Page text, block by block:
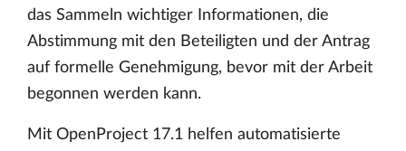
das Sammeln wichtiger Informationen, die
Abstimmung mit den Beteiligten und der Antrag
auf formelle Genehmigung, bevor mit der Arbeit
begonnen werden kann.
Mit OpenProject 17.1 helfen automatisierte